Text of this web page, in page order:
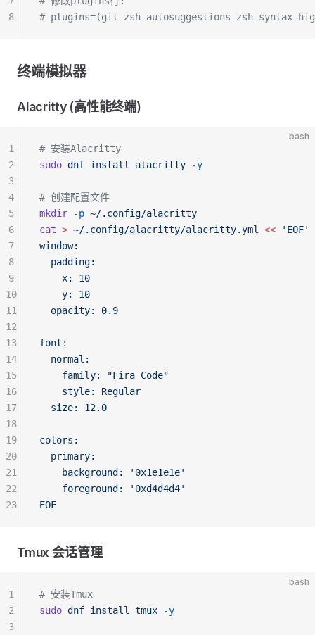
# plugins=(git zsh-autosuggestions zsh-syntax-
8
终端模拟器
Alacritty (高性能终端)
bash
# 安装Alacritty
sudo dnf install alacritty -y
# 创建配置文件
mkdir -p ~/.config/alacritty
cat > ~/.config/alacritty/alacritty.yml << 'EOF'
window:
  padding:
    x: 10
    y: 10
  opacity: 0.9
font:
  normal:
    family: "Fira Code"
    style: Regular
  size: 12.0
colors:
  primary:
    background: '0x1e1e1e'
    foreground: '0xd4d4d4'
EOF
1
2
3
4
5
6
7
8
9
10
11
12
13
14
15
16
17
18
19
20
21
22
23
Tmux 会话管理
bash
# 安装Tmux
sudo dnf install tmux -y
1
2
3